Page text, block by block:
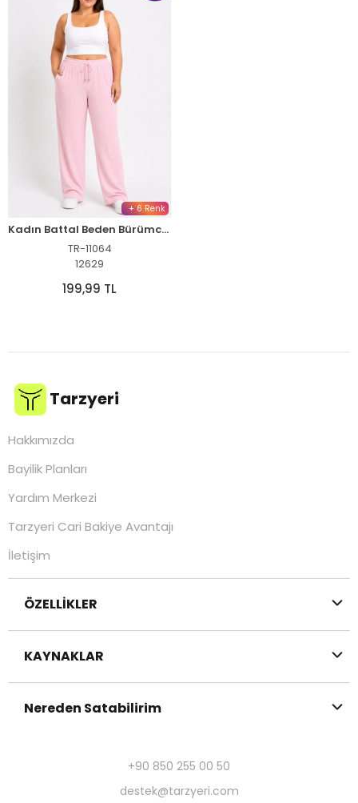
+ 6 Renk
Kadın Battal Beden Bürümcük Kumaş Beli Lastikli Bağcıklı Bol Paça Palazzo Pantolon - Pembe
TR-11064
12629
199,99 TL
Tarzyeri
Hakkımızda
Bayilik Planları
Yardım Merkezi
Tarzyeri Cari Bakiye Avantajı
İletişim
ÖZELLİKLER
KAYNAKLAR
Nereden Satabilirim
+90 850 255 00 50
destek@tarzyeri.com